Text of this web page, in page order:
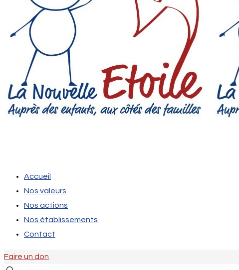
Accueil
Nos valeurs
Nos actions
Nos établissements
Contact
Faire un don